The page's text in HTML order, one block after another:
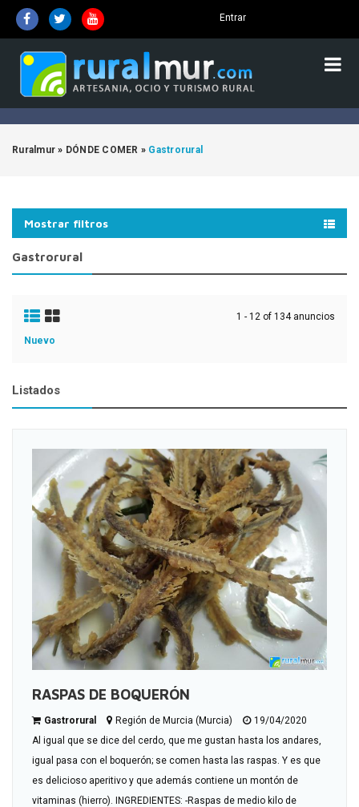
Entrar
Ruralmur » DÓNDE COMER » Gastrorural
Mostrar filtros
Gastrorural
1 - 12 of 134 anuncios
Nuevo
Listados
RASPAS DE BOQUERÓN
Gastrorural Región de Murcia (Murcia)
19/04/2020
Al igual que se dice del cerdo, que me gustan hasta los andares,
igual pasa con el boquerón; se comen hasta las raspas. Y es que
es delicioso aperitivo y que además contiene un montón de
vitaminas (hierro). INGREDIENTES: -Raspas de medio kilo de